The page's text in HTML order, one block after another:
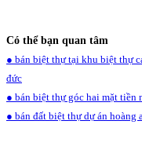
Có thể bạn quan tâm
● bán biệt thự tại khu biệt thự
đức
● bán biệt thự góc hai mặt tiền
● bán đất biệt thự dự án